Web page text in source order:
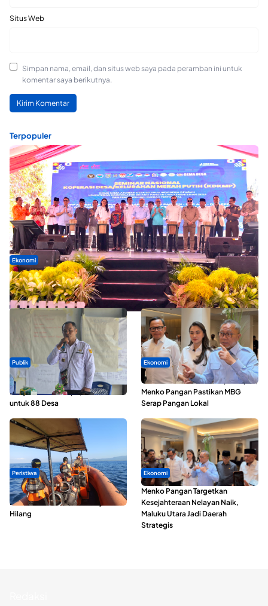
Situs Web
Simpan nama, email, dan situs web saya pada peramban ini untuk
komentar saya berikutnya.
Terpopuler
Ekonomi
Seminar di Ternate, Mendes Perkuat Sinergi Percepatan
Kopdes Merah Putih
Publik
ABDESI Morotai Apresiasi
Penyaluran ADD Rp3,13 Miliar
untuk 88 Desa
Ekonomi
SPPG di Maluku Utara Dipercepat,
Menko Pangan Pastikan MBG
Serap Pangan Lokal
Peristiwa
Dua Longboat Bertabrakan di
Perairan Taliabu, Satu Nelayan
Hilang
Ekonomi
Menko Pangan Targetkan
Kesejahteraan Nelayan Naik,
Maluku Utara Jadi Daerah
Strategis